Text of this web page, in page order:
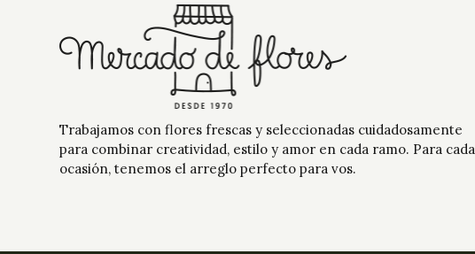
Trabajamos con flores frescas y seleccionadas cuidadosamente
para combinar creatividad, estilo y amor en cada ramo. Para cada
ocasión, tenemos el arreglo perfecto para vos.